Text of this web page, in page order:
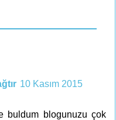
10 Kasım 2015
buldum blogunuzu çok